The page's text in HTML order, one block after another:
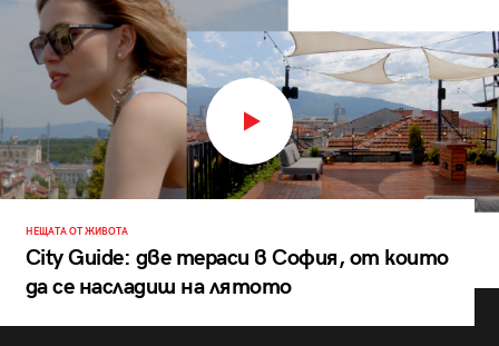
НЕЩАТА ОТ ЖИВОТА
City Guide: две тераси в София, от които
да се насладиш на лятото